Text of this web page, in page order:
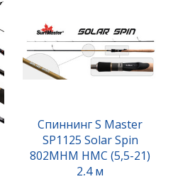
Спиннинг S Master
SP1125 Solar Spin
802MHM HMC (5,5-21)
2,4 м